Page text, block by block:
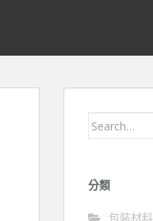
Search
分類
包裝材料